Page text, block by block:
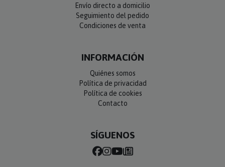
Envío directo a domicilio
Seguimiento del pedido
Condiciones de venta
INFORMACIÓN
Quiénes somos
Política de privacidad
Política de cookies
Contacto
SÍGUENOS